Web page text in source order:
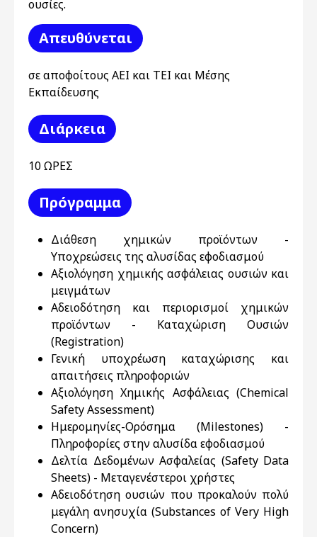
ουσίες.
Απευθύνεται
σε αποφοίτους ΑΕΙ και ΤΕΙ και Μέσης
Εκπαίδευσης
Διάρκεια
10 ΩΡΕΣ
Πρόγραμμα
Διάθεση χημικών προϊόντων -
Υποχρεώσεις της αλυσίδας εφοδιασμού
Αξιολόγηση χημικής ασφάλειας ουσιών και
μειγμάτων
Αδειοδότηση και περιορισμοί χημικών
προϊόντων - Καταχώριση Ουσιών
(Registration)
Γενική υποχρέωση καταχώρισης και
απαιτήσεις πληροφοριών
Αξιολόγηση Χημικής Ασφάλειας (Chemical
Safety Assessment)
Ημερομηνίες-Ορόσημα (Milestones) -
Πληροφορίες στην αλυσίδα εφοδιασμού
Δελτία Δεδομένων Ασφαλείας (Safety Data
Sheets) - Μεταγενέστεροι χρήστες
Αδειοδότηση ουσιών που προκαλούν πολύ
μεγάλη ανησυχία (Substances of Very High
Concern)